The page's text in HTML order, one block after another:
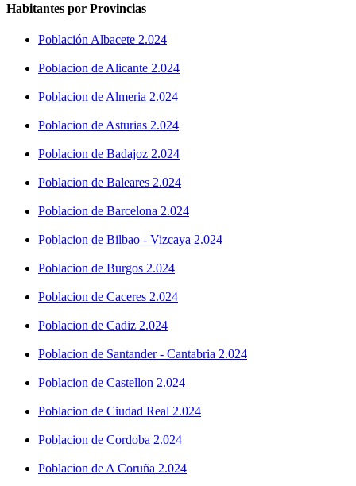
Habitantes por Provincias
Población Albacete 2.024
Poblacion de Alicante 2.024
Poblacion de Almeria 2.024
Poblacion de Asturias 2.024
Poblacion de Badajoz 2.024
Poblacion de Baleares 2.024
Poblacion de Barcelona 2.024
Poblacion de Bilbao - Vizcaya 2.024
Poblacion de Burgos 2.024
Poblacion de Caceres 2.024
Poblacion de Cadiz 2.024
Poblacion de Santander - Cantabria 2.024
Poblacion de Castellon 2.024
Poblacion de Ciudad Real 2.024
Poblacion de Cordoba 2.024
Poblacion de A Coruña 2.024